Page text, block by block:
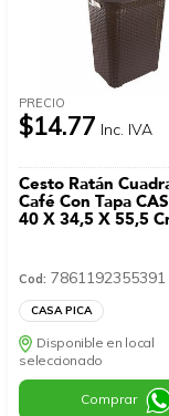
PRECIO
$14.77 Inc. IVA
Cesto Ratán
Café Con Tapa
40 X 34,5 X 55,5
Cod: 7861192355391
CASA PICA
Disponible en local
seleccionado
Comprar